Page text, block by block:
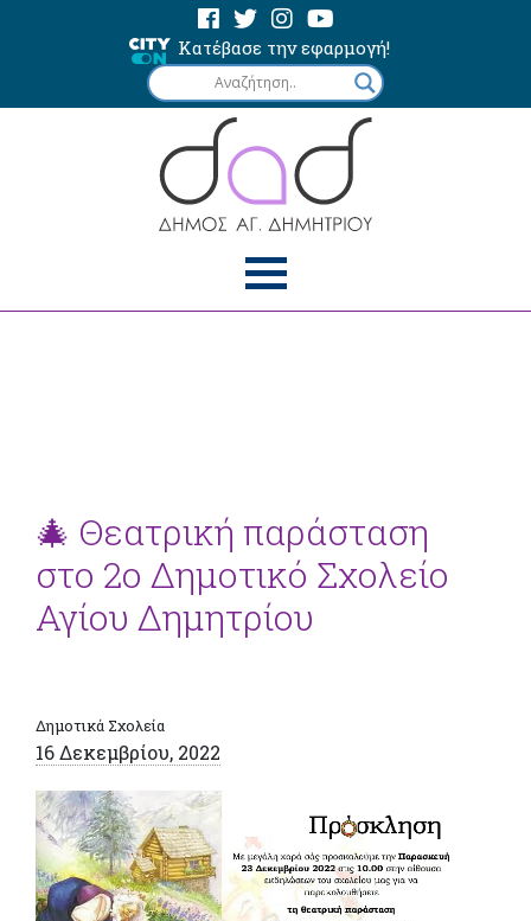
Κατέβασε την εφαρμογή!
🎄 Θεατρική παράσταση
στο 2ο Δημοτικό Σχολείο
Αγίου Δημητρίου
Δημοτικά Σχολεία
16 Δεκεμβρίου, 2022